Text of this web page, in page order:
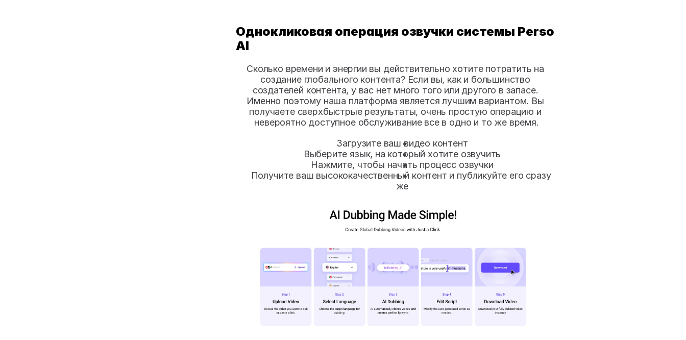
Однокликовая операция озвучки системы Perso
AI
Сколько времени и энергии вы действительно хотите потратить на
создание глобального контента? Если вы, как и большинство
создателей контента, у вас нет много того или другого в запасе.
Именно поэтому наша платформа является лучшим вариантом. Вы
получаете сверхбыстрые результаты, очень простую операцию и
невероятно доступное обслуживание все в одно и то же время.
Загрузите ваш видео контент
Выберите язык, на который хотите озвучить
Нажмите, чтобы начать процесс озвучки
Получите ваш высококачественный контент и публикуйте его сразу
же